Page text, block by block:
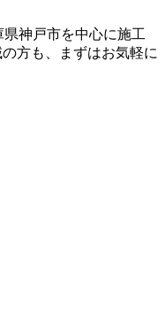
神戸市を中心に施工
方も、まずはお気軽に